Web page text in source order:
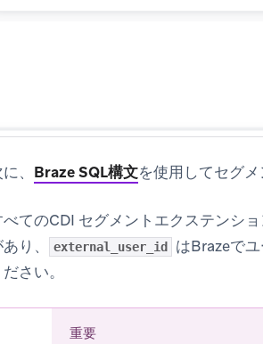
、 Braze SQL構文を使用してセグメ
べてのCDI セグメントエクステンシ
り、
external_user_id
はBrazeで
ださい。
重要